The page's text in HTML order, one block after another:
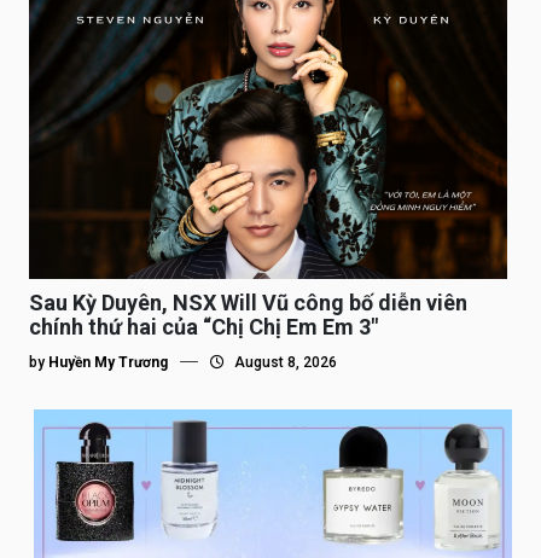
Sau Kỳ Duyên, NSX Will Vũ công bố diễn viên
chính thứ hai của “Chị Chị Em Em 3″
by Huyền My Trương August 8, 2026